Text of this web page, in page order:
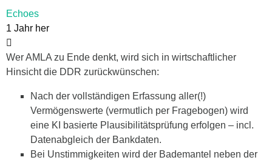
Echoes
1 Jahr her
Wer AMLA zu Ende denkt, wird sich in wirtschaftlicher
Hinsicht die DDR zurückwünschen:
Nach der vollständigen Erfassung aller(!)
Vermögenswerte (vermutlich per Fragebogen) wird
eine KI basierte Plausibilitätsprüfung erfolgen – incl.
Datenabgleich der Bankdaten.
Bei Unstimmigkeiten wird der Bademantel neben der